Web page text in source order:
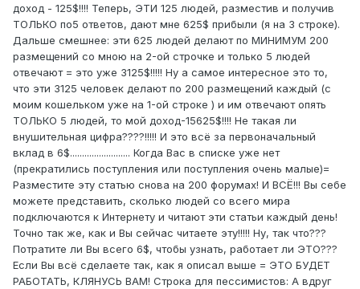
доход - 125$!!!! Теперь, ЭТИ 125 людей, разместив и получив
ТОЛЬКО по5 ответов, дают мне 625$ прибыли (я на 3 строке).
Дальше смешнее: эти 625 людей делают по МИНИМУМ 200
размещений со мною на 2-ой строчке и только 5 людей
отвечают = это уже 3125$!!!!! Ну а самое интересное это то,
что эти 3125 человек делают по 200 размещений каждый (с
моим кошельком уже на 1-ой строке ) и им отвечают опять
ТОЛЬКО 5 людей, то мой доход-15625$!!!! Не такая ли
внушительная цифра????!!!!! И это всё за первоначальный
вклад в 6$......................... Когда Вас в списке уже нет
(прекратились поступления или поступления очень малые)=
Разместите эту статью снова на 200 форумах! И ВСЁ!!! Вы себе
можете представить, сколько людей со всего мира
подключаются к Интернету и читают эти статьи каждый день!
Точно так же, как и Вы сейчас читаете эту!!!!! Ну, так что???
Потратите ли Вы всего 6$, чтобы узнать, работает ли ЭТО???
Если Вы всё сделаете так, как я описал выше = ЭТО БУДЕТ
РАБОТАТЬ, КЛЯНУСЬ ВАМ! Строка для пессимистов: А вдруг